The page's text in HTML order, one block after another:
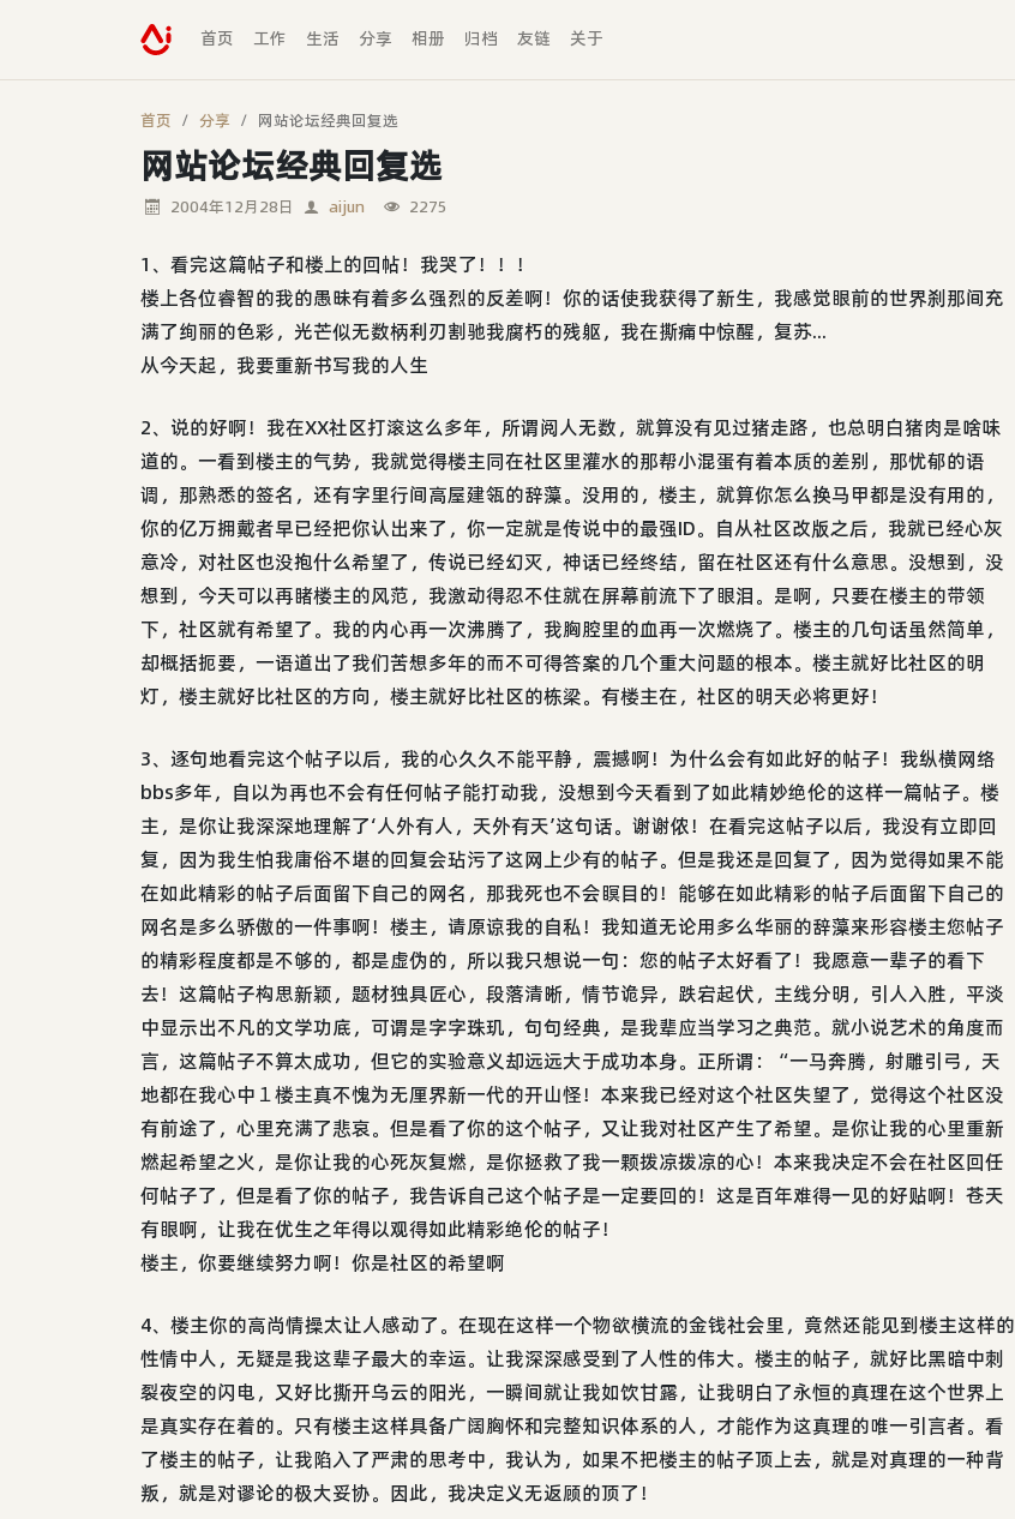
首页 工作 生活 分享 相册 归档 友链 关于
首页 分享 网站论坛经典回复选
网站论坛经典回复选
2004年12月28日 aijun 2275
1、看完这篇帖子和楼上的回帖！我哭了！！！
楼上各位睿智的我的愚昧有着多么强烈的反差啊！你的话使我获得了新生，我感觉眼前的世界刹那间充
满了绚丽的色彩，光芒似无数柄利刃割驰我腐朽的残躯，我在撕痛中惊醒，复苏...
从今天起，我要重新书写我的人生
2、说的好啊！我在XX社区打滚这么多年，所谓阅人无数，就算没有见过猪走路，也总明白猪肉是啥味
道的。一看到楼主的气势，我就觉得楼主同在社区里灌水的那帮小混蛋有着本质的差别，那忧郁的语
调，那熟悉的签名，还有字里行间高屋建瓴的辞藻。没用的，楼主，就算你怎么换马甲都是没有用的，
你的亿万拥戴者早已经把你认出来了，你一定就是传说中的最强ID。自从社区改版之后，我就已经心灰
意冷，对社区也没抱什么希望了，传说已经幻灭，神话已经终结，留在社区还有什么意思。没想到，没
想到，今天可以再睹楼主的风范，我激动得忍不住就在屏幕前流下了眼泪。是啊，只要在楼主的带领
下，社区就有希望了。我的内心再一次沸腾了，我胸腔里的血再一次燃烧了。楼主的几句话虽然简单，
却概括扼要，一语道出了我们苦想多年的而不可得答案的几个重大问题的根本。楼主就好比社区的明
灯，楼主就好比社区的方向，楼主就好比社区的栋梁。有楼主在，社区的明天必将更好！
3、逐句地看完这个帖子以后，我的心久久不能平静，震撼啊！为什么会有如此好的帖子！我纵横网络
bbs多年，自以为再也不会有任何帖子能打动我，没想到今天看到了如此精妙绝伦的这样一篇帖子。楼
主，是你让我深深地理解了‘人外有人，天外有天’这句话。谢谢侬！在看完这帖子以后，我没有立即回
复，因为我生怕我庸俗不堪的回复会玷污了这网上少有的帖子。但是我还是回复了，因为觉得如果不能
在如此精彩的帖子后面留下自己的网名，那我死也不会瞑目的！能够在如此精彩的帖子后面留下自己的
网名是多么骄傲的一件事啊！楼主，请原谅我的自私！我知道无论用多么华丽的辞藻来形容楼主您帖子
的精彩程度都是不够的，都是虚伪的，所以我只想说一句：您的帖子太好看了！我愿意一辈子的看下
去！这篇帖子构思新颖，题材独具匠心，段落清晰，情节诡异，跌宕起伏，主线分明，引人入胜，平淡
中显示出不凡的文学功底，可谓是字字珠玑，句句经典，是我辈应当学习之典范。就小说艺术的角度而
言，这篇帖子不算太成功，但它的实验意义却远远大于成功本身。正所谓：“一马奔腾，射雕引弓，天
地都在我心中１楼主真不愧为无厘界新一代的开山怪！本来我已经对这个社区失望了，觉得这个社区没
有前途了，心里充满了悲哀。但是看了你的这个帖子，又让我对社区产生了希望。是你让我的心里重新
燃起希望之火，是你让我的心死灰复燃，是你拯救了我一颗拨凉拨凉的心！本来我决定不会在社区回任
何帖子了，但是看了你的帖子，我告诉自己这个帖子是一定要回的！这是百年难得一见的好贴啊！苍天
有眼啊，让我在优生之年得以观得如此精彩绝伦的帖子！
楼主，你要继续努力啊！你是社区的希望啊
4、楼主你的高尚情操太让人感动了。在现在这样一个物欲横流的金钱社会里，竟然还能见到楼主这样的
性情中人，无疑是我这辈子最大的幸运。让我深深感受到了人性的伟大。楼主的帖子，就好比黑暗中刺
裂夜空的闪电，又好比撕开乌云的阳光，一瞬间就让我如饮甘露，让我明白了永恒的真理在这个世界上
是真实存在着的。只有楼主这样具备广阔胸怀和完整知识体系的人，才能作为这真理的唯一引言者。看
了楼主的帖子，让我陷入了严肃的思考中，我认为，如果不把楼主的帖子顶上去，就是对真理的一种背
叛，就是对谬论的极大妥协。因此，我决定义无返顾的顶了！